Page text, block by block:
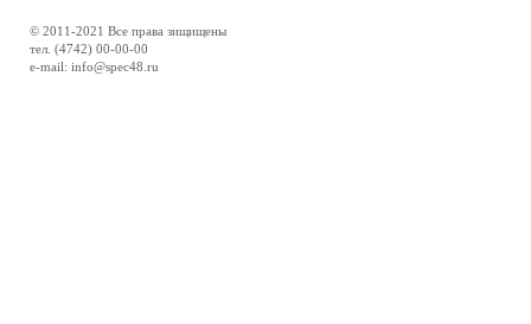
© 2011-2021 Все права зищищены
тел. (4742) 00-00-00
e-mail: info@spec48.ru